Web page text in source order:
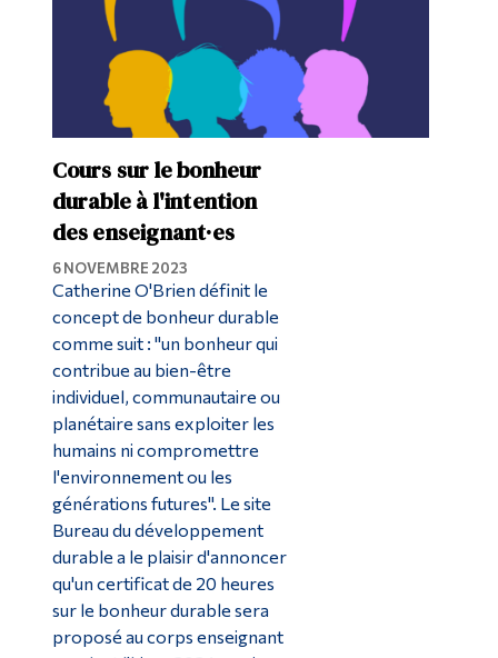
Cours sur le bonheur
durable à l'intention
des enseignant·es
6 NOVEMBRE 2023
Catherine O'Brien définit le
concept de bonheur durable
comme suit : "un bonheur qui
contribue au bien-être
individuel, communautaire ou
planétaire sans exploiter les
humains ni compromettre
l'environnement ou les
générations futures". Le site
Bureau du développement
durable a le plaisir d'annoncer
qu'un certificat de 20 heures
sur le bonheur durable sera
proposé au corps enseignant